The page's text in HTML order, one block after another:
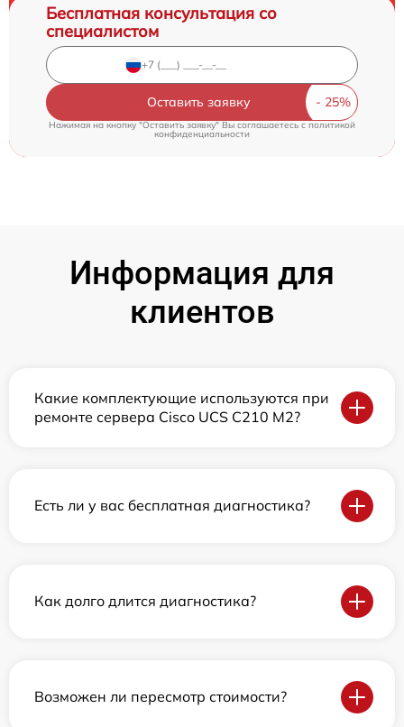
Бесплатная консультация со
специалистом
Оставить заявку
Нажимая на кнопку "Оставить заявку" Вы соглашаетесь cполитикой
конфиденциальности
Информация для
клиентов
Какие комплектующие используются при
ремонте сервера Cisco UCS C210 M2?
Есть ли у вас бесплатная диагностика?
Как долго длится диагностика?
Возможен ли пересмотр стоимости?